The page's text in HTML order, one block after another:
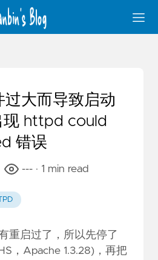
过大而导致启动
httpd could
错误
--- · 1 min read
重启过了，所以先停了
，Apache 1.3.28)，再把